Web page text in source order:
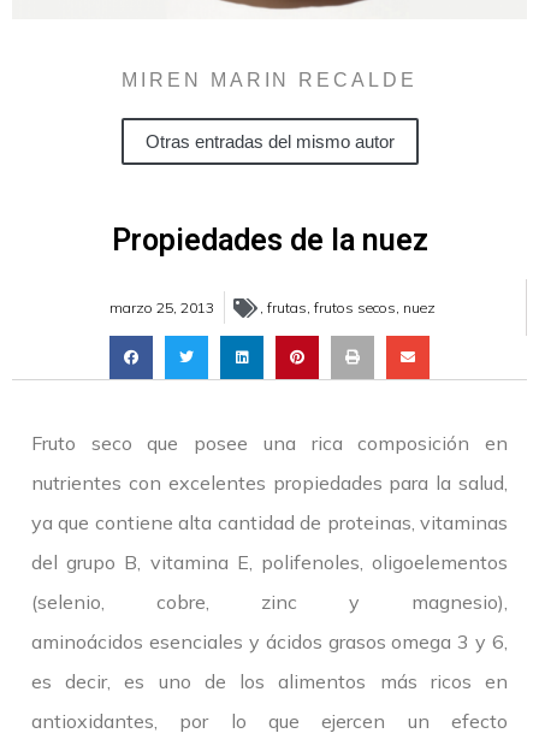
MIREN MARIN RECALDE
Otras entradas del mismo autor
Propiedades de la nuez
marzo 25, 2013 , frutas, frutos secos, nuez
Fruto seco que posee una rica composición en
nutrientes con excelentes propiedades para la salud,
ya que contiene alta cantidad de proteinas, vitaminas
del grupo B, vitamina E, polifenoles, oligoelementos
(selenio, cobre, zinc y magnesio),
aminoácidos esenciales y ácidos grasos omega 3 y 6,
es decir, es uno de los alimentos más ricos en
antioxidantes, por lo que ejercen un efecto